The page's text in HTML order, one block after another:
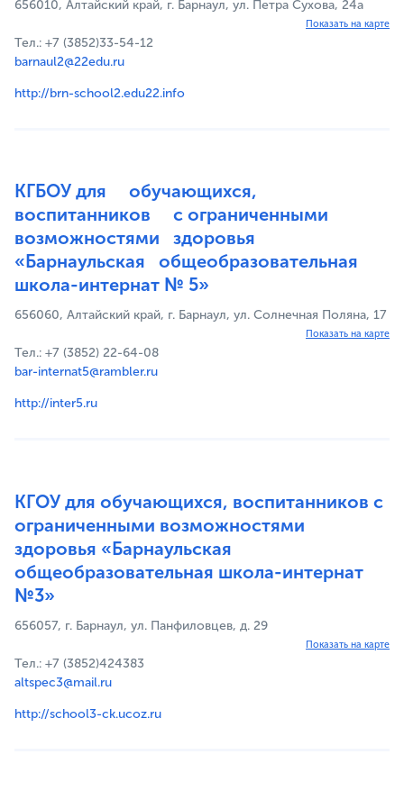
656010, Алтайский край, г. Барнаул, ул. Петра Сухова, 24а
Показать на карте
Тел.: +7 (3852)33-54-12
barnaul2@22edu.ru
http://brn-school2.edu22.info
КГБОУ для обучающихся,
воспитанников с ограниченными
возможностями здоровья
«Барнаульская общеобразовательная
школа-интернат № 5»
656060, Алтайский край, г. Барнаул, ул. Солнечная Поляна, 17
Показать на карте
Тел.: +7 (3852) 22-64-08
bar-internat5@rambler.ru
http://inter5.ru
КГОУ для обучающихся, воспитанников с
ограниченными возможностями
здоровья «Барнаульская
общеобразовательная школа-интернат
№3»
656057, г. Барнаул, ул. Панфиловцев, д. 29
Показать на карте
Тел.: +7 (3852)424383
altspec3@mail.ru
http://school3-ck.ucoz.ru